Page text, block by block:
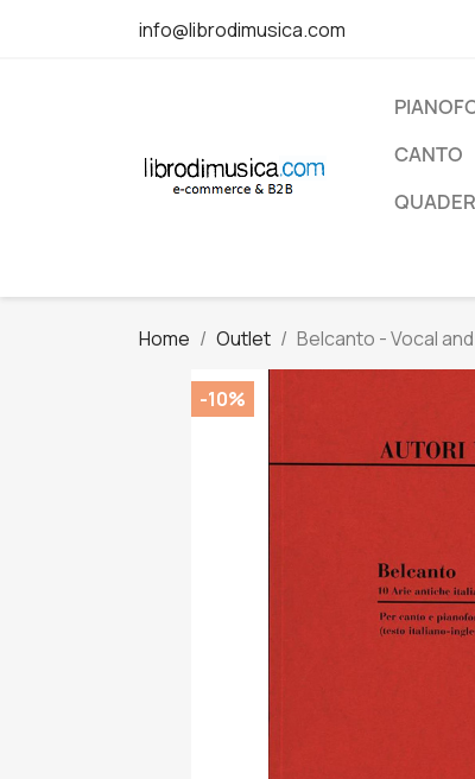
info@librodimusica.com
CANTO
Home Outlet Belcanto - Vocal
-10%